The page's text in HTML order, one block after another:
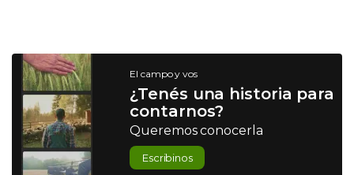
El campo y vos
¿Tenés una historia para
contarnos?
Queremos conocerla
Escribinos